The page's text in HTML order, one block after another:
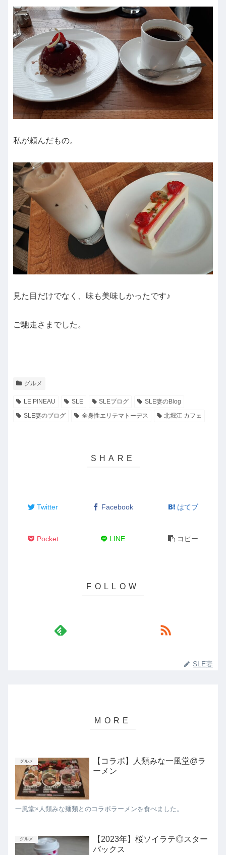
私が頼んだもの。
見た目だけでなく、味も美味しかったです♪
ご馳走さまでした。
グルメ
LE PINEAU SLE SLEブログ
SLE妻のBlog
SLE妻のブログ
全身性エリテマトーデス 北堀江 カフェ
Twitter Facebook はてブ
Pocket LINE コピー
SLE妻
グルメ
【コラボ】人類みな一風堂@ラ
ーメン
一風堂×人類みな麺類とのコラボラーメンを食べました。
グルメ
【2023年】桜ソイラテ◎スター
バックス